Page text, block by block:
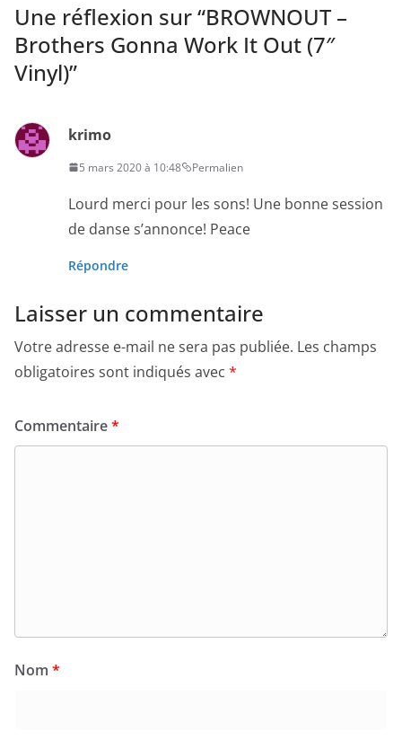
Une réflexion sur “BROWNOUT –
Brothers Gonna Work It Out (7″
Vinyl)”
krimo
5 mars 2020 à 10:48 Permalien
Lourd merci pour les sons! Une bonne session
de danse s’annonce! Peace
Répondre
Laisser un commentaire
Votre adresse e-mail ne sera pas publiée. Les champs
obligatoires sont indiqués avec *
Commentaire*
Nom *